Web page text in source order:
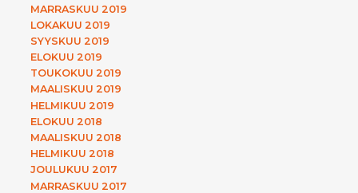
MARRASKUU 2019
LOKAKUU 2019
SYYSKUU 2019
ELOKUU 2019
TOUKOKUU 2019
MAALISKUU 2019
HELMIKUU 2019
ELOKUU 2018
MAALISKUU 2018
HELMIKUU 2018
JOULUKUU 2017
MARRASKUU 2017